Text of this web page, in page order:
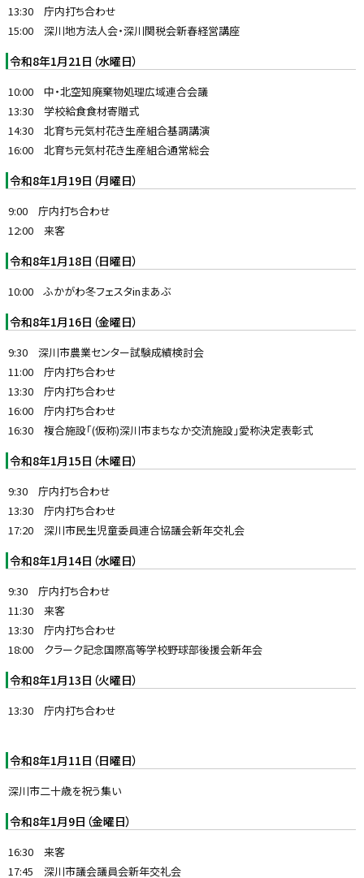
13:30 庁内打ち合わせ
15:00 深川地方法人会・深川関税会新春経営講座
令和8年1月21日（水曜日）
10:00 中・北空知廃棄物処理広域連合会議
13:30 学校給食食材寄贈式
14:30 北育ち元気村花き生産組合基調講演
16:00 北育ち元気村花き生産組合通常総会
令和8年1月19日（月曜日）
9:00 庁内打ち合わせ
12:00 来客
令和8年1月18日（日曜日）
10:00 ふかがわ冬フェスタinまあぶ
令和8年1月16日（金曜日）
9:30 深川市農業センター試験成績検討会
11:00 庁内打ち合わせ
13:30 庁内打ち合わせ
16:00 庁内打ち合わせ
16:30 複合施設「(仮称)深川市まちなか交流施設」愛称決定表彰式
令和8年1月15日（木曜日）
9:30 庁内打ち合わせ
13:30 庁内打ち合わせ
17:20 深川市民生児童委員連合協議会新年交礼会
令和8年1月14日（水曜日）
9:30 庁内打ち合わせ
11:30 来客
13:30 庁内打ち合わせ
18:00 クラーク記念国際高等学校野球部後援会新年会
令和8年1月13日（火曜日）
13:30 庁内打ち合わせ
令和8年1月11日（日曜日）
深川市二十歳を祝う集い
令和8年1月9日（金曜日）
16:30 来客
17:45 深川市議会議員会新年交礼会